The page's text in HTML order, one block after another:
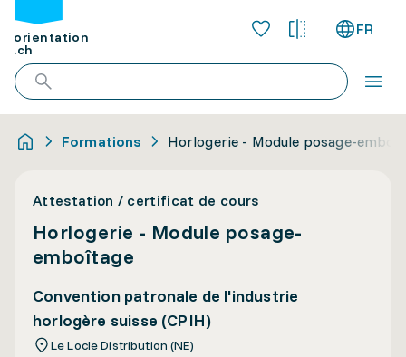
orientation
.ch
FR
Formations Horlogerie - Module posage-
Attestation / certificat de cours
Horlogerie - Module posage-
emboîtage
Convention patronale de l'industrie
horlogère suisse (CPIH)
Le Locle Distribution (NE)